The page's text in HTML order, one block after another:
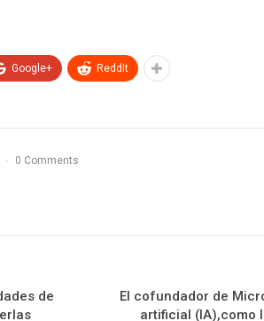
Google+ ReddIt
0 Comments
de
El cofundador de
artificial (IA),como